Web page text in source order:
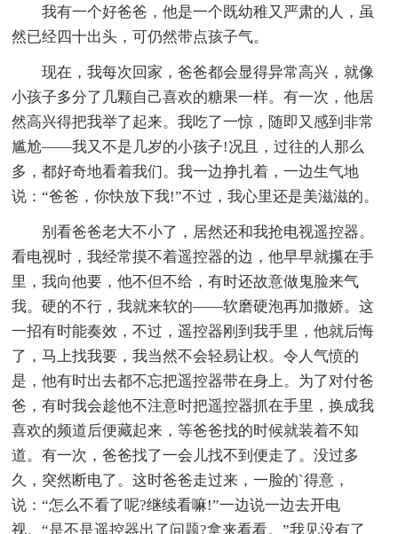
我有一个好爸爸，他是一个既幼稚又严肃的人，虽
然已经四十出头，可仍然带点孩子气。
现在，我每次回家，爸爸都会显得异常高兴，就像
小孩子多分了几颗自己喜欢的糖果一样。有一次，他居
然高兴得把我举了起来。我吃了一惊，随即又感到非常
尴尬——我又不是几岁的小孩子!况且，过往的人那么
多，都好奇地看着我们。我一边挣扎着，一边生气地
说：“爸爸，你快放下我!”不过，我心里还是美滋滋的。
别看爸爸老大不小了，居然还和我抢电视遥控器。
看电视时，我经常摸不着遥控器的边，他早早就攥在手
里，我向他要，他不但不给，有时还故意做鬼脸来气
我。硬的不行，我就来软的——软磨硬泡再加撒娇。这
一招有时能奏效，不过，遥控器刚到我手里，他就后悔
了，马上找我要，我当然不会轻易让权。令人气愤的
是，他有时出去都不忘把遥控器带在身上。为了对付爸
爸，有时我会趁他不注意时把遥控器抓在手里，换成我
喜欢的频道后便藏起来，等爸爸找的时候就装着不知
道。有一次，爸爸找了一会儿找不到便走了。没过多
久，突然断电了。这时爸爸走过来，一脸的`得意，
说：“怎么不看了呢?继续看嘛!”一边说一边去开电
视。“是不是遥控器出了问题?拿来看看。”我见没有了